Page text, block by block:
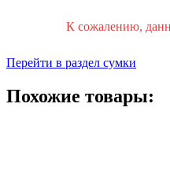
К сожалению,
Перейти в раздел сумки
Похожие товары: